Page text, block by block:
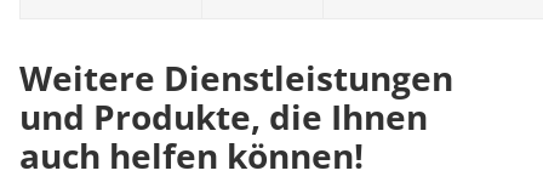
Weitere Dienstleistungen
und Produkte, die Ihnen
auch helfen können!